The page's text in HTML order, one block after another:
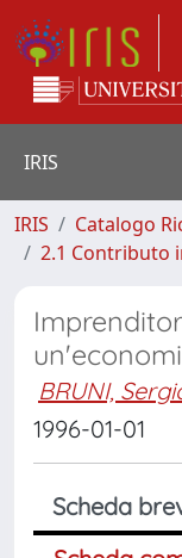
IRIS
IRIS Catalogo
2.1 Contributo
BRUNI,
1996-01-01
Scheda